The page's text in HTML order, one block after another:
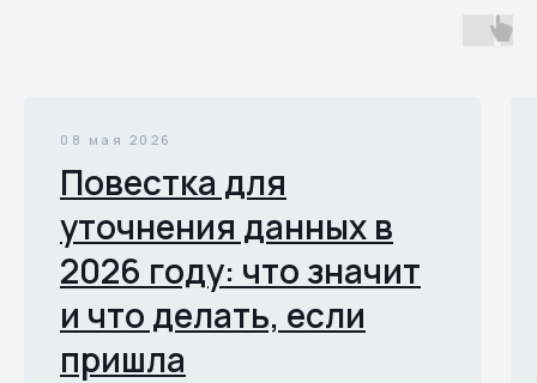
08 мая 2026
Повестка для
уточнения данных в
2026 году: что значит
и что делать, если
пришла